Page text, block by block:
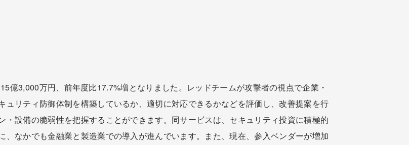
億3,000万円、前年度比17.7%増となりました。レッドチームが攻撃者の視点で企業・
リティ防御体制を構築しているか、適切に対応できるかなどを評価し、改善提案を行
・設備の脆弱性を把握することができます。同サービスは、セキュリティ投資に積極的
なかでも金融業と製造業での導入が進んでいます。また、現在、参入ベンダーが増加